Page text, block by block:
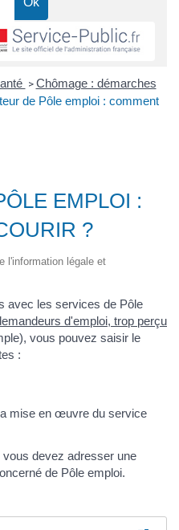
> Chômage : démarches
de Pôle emploi : comment
EMPLOI :
?
l'information légale et
avec les services de Pôle
d'emploi, trop perçu
vous pouvez saisir le
:
mise en œuvre du service
devez adresser une
de Pôle emploi.